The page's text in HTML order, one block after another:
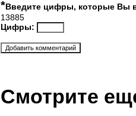
*Введите цифры, которые Вы
13885
Цифры:
Смотрите